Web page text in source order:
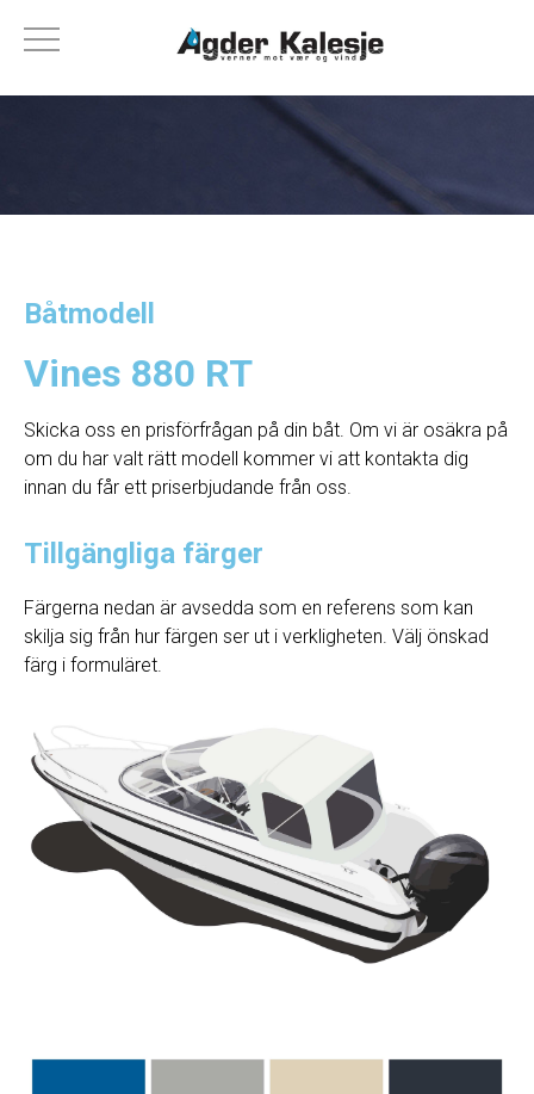
Båtmodell
Vines 880 RT
Skicka oss en prisförfrågan på din båt. Om vi ​​är osäkra på
om du har valt rätt modell kommer vi att kontakta dig
innan du får ett priserbjudande från oss.
Tillgängliga färger
Färgerna nedan är avsedda som en referens som kan
skilja sig från hur färgen ser ut i verkligheten. Välj önskad
färg i formuläret.